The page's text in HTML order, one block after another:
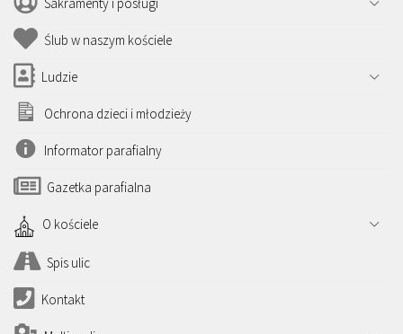
Ślub w naszym kościele
Ludzie
Ochrona dzieci i młodzieży
Informator parafialny
Gazetka parafialna
O kościele
Spis ulic
Kontakt